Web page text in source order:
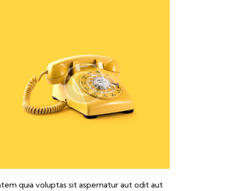
quia voluptas sit aspernatur aut odit aut